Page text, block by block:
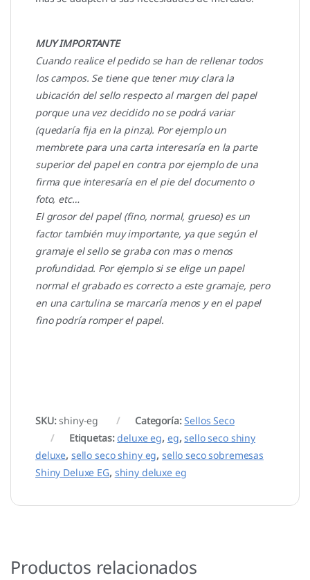
MUY IMPORTANTE
Cuando realice el pedido se han de rellenar todos
los campos. Se tiene que tener muy clara la
ubicación del sello respecto al margen del papel
porque una vez decidido no se podrá variar
(quedaría fija en la pinza). Por ejemplo un
membrete para una carta interesaría en la parte
superior del papel en contra por ejemplo de una
firma que interesaría en el pie del documento o
foto, etc…
El grosor del papel (fino, normal, grueso) es un
factor también muy importante, ya que según el
gramaje el sello se graba con mas o menos
profundidad. Por ejemplo si se elige un papel
normal el grabado es correcto a este gramaje, pero
en una cartulina se marcaría menos y en el papel
fino podría romper el papel.
SKU:shiny-eg Categoría:Sellos Seco
Etiquetas:deluxe eg, eg,sello seco shiny
deluxe, sello seco shiny eg, sello seco sobremesas
Shiny Deluxe EG, shiny deluxe eg
Productos relacionados